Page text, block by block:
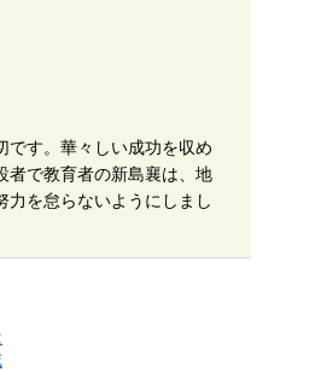
です。華々しい成功を収め
者で教育者の新島襄は、地
力を怠らないようにしまし